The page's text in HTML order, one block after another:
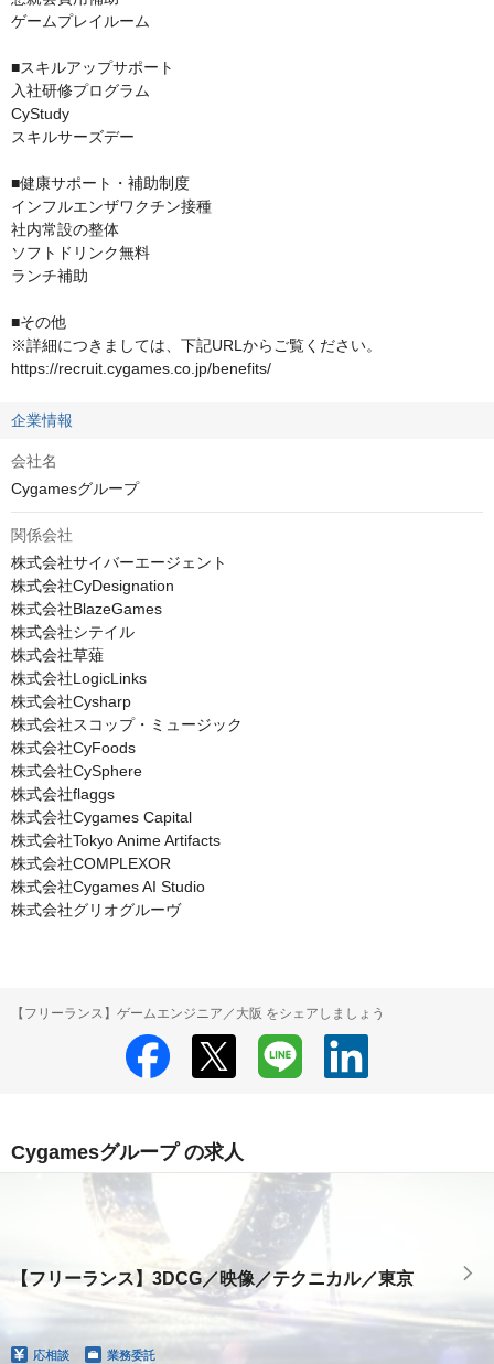
ゲームプレイルーム
■スキルアップサポート
入社研修プログラム
CyStudy
スキルサーズデー
■健康サポート・補助制度
インフルエンザワクチン接種
社内常設の整体
ソフトドリンク無料
ランチ補助
■その他
※詳細につきましては、下記URLからご覧ください。
https://recruit.cygames.co.jp/benefits/
企業情報
会社名
Cygamesグループ
関係会社
株式会社サイバーエージェント
株式会社CyDesignation
株式会社BlazeGames
株式会社シテイル
株式会社草薙
株式会社LogicLinks
株式会社Cysharp
株式会社スコップ・ミュージック
株式会社CyFoods
株式会社CySphere
株式会社flaggs
株式会社Cygames Capital
株式会社Tokyo Anime Artifacts
株式会社COMPLEXOR
株式会社Cygames AI Studio
株式会社グリオグルーヴ
【フリーランス】ゲームエンジニア／大阪 をシェアしましょう
Cygamesグループ の求人
【フリーランス】3DCG／映像／テクニカル／東京
応相談 業務委託